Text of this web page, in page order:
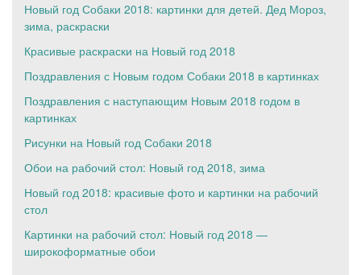
Новый год Собаки 2018: картинки для детей. Дед Мороз,
зима, раскраски
Красивые раскраски на Новый год 2018
Поздравления с Новым годом Собаки 2018 в картинках
Поздравления с наступающим Новым 2018 годом в
картинках
Рисунки на Новый год Собаки 2018
Обои на рабочий стол: Новый год 2018, зима
Новый год 2018: красивые фото и картинки на рабочий
стол
Картинки на рабочий стол: Новый год 2018 —
широкоформатные обои